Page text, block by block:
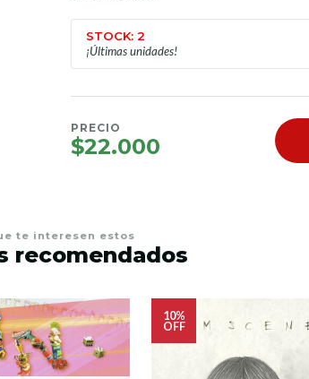
STOCK: 2
¡Últimas unidades!
PRECIO
$22.000
te interesen estos
recomendados
10%
OFF